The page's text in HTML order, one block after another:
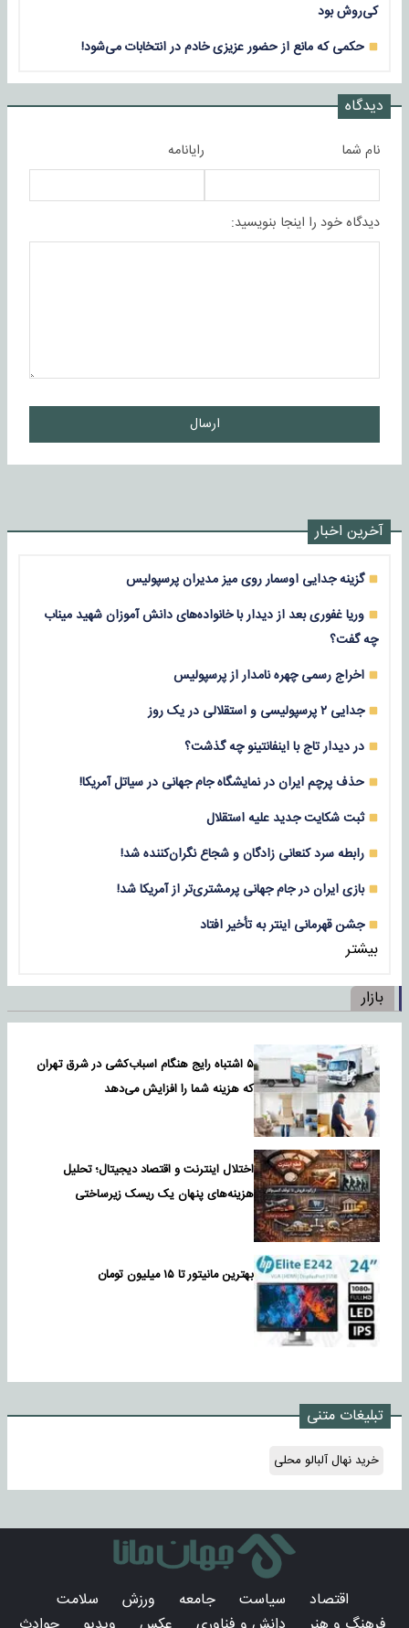
کی‌روش بود
حکمی که مانع از حضور عزیزی خادم در انتخابات می‌شود!
دیدگاه
نام شما رایانامه
دیدگاه خود را اینجا بنویسید:
ارسال
آخرین اخبار
گزینه جدایی اوسمار روی میز مدیران پرسپولیس
وریا غفوری بعد از دیدار با خانواده‌های دانش آموزان شهید میناب
چه گفت؟
اخراج رسمی چهره نامدار از پرسپولیس
جدایی ۲ پرسپولیسی و استقلالی در یک روز
در دیدار تاج با اینفانتینو چه گذشت؟
حذف پرچم ایران در نمایشگاه جام جهانی در سیاتل آمریکا!
ثبت شکایت جدید علیه استقلال
رابطه سرد کنعانی زادگان و شجاع نگران‌کننده شد!
بازی‌ ایران در جام جهانی پرمشتری‌تر از آمریکا شد!
جشن قهرمانی اینتر به تأخیر افتاد
بیشتر
بازار
۵ اشتباه رایج هنگام اسباب‌کشی در شرق تهران
که هزینه شما را افزایش می‌دهد
اختلال اینترنت و اقتصاد دیجیتال؛ تحلیل
هزینه‌های پنهان یک ریسک زیرساختی
بهترین مانیتور تا ۱۵ میلیون تومان
تبلیغات متنی
خرید نهال آلبالو محلی
اقتصاد سیاست جامعه ورزش
سلامت